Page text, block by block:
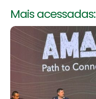
Mais acessadas: